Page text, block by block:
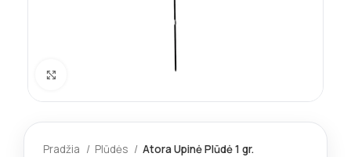
Spustelėkite norėdami padidinti
Pradžia Plūdės Atora Upinė Plūdė 1 gr.